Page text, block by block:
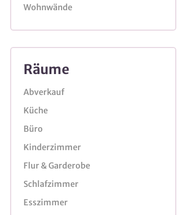
Wohnwände
Räume
Abverkauf
Küche
Büro
Kinderzimmer
Flur & Garderobe
Schlafzimmer
Esszimmer